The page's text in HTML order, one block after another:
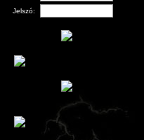
Jelszó: